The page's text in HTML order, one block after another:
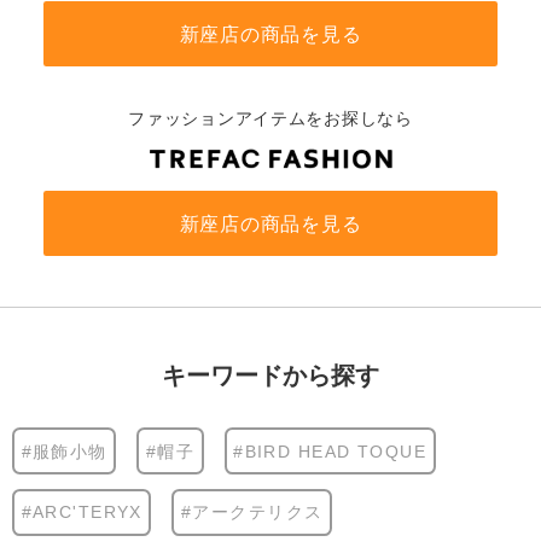
新座店の商品を見る
ファッションアイテムをお探しなら
新座店の商品を見る
キーワードから探す
#服飾小物 #帽子 #BIRD HEAD TOQUE
#ARC'TERYX #アークテリクス